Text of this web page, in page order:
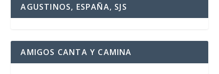
AGUSTINOS, ESPAÑA, SJS
AMIGOS CANTA Y CAMINA